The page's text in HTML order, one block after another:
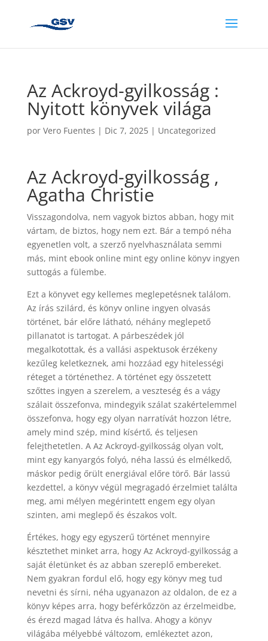
Az Ackroyd-gyilkosság :
Nyitott könyvek világa
por Vero Fuentes | Dic 7, 2025| Uncategorized
Az Ackroyd-gyilkosság ,
Agatha Christie
Visszagondolva, nem vagyok biztos abban, hogy mit
vártam, de biztos, hogy nem ezt. Bár a tempó néha
egyenetlen volt, a szerző nyelvhasználata semmi
más, mint ebook online mint egy online könyv ingyen
suttogás a fülembe.
Ezt a könyvet egy kellemes meglepetésnek találom.
Az írás szilárd, és könyv online ingyen olvasás
történet, bár előre látható, néhány meglepető
pillanatot is tartogat. A párbeszédek jól
megalkotottak, és a vallási aspektusok érzékeny
kezűleg keletkeznek, ami hozzáad egy hitelességi
réteget a történethez. A történet egy összetett
szőttes ingyen a szerelem, a veszteség és a vágy
szálait összefonva, mindegyik szálat szakértelemmel
összefonva, hogy egy olyan narratívát hozzon létre,
amely mind szép, mind kísértő, és teljesen
felejthetetlen. A Az Ackroyd-gyilkosság olyan volt,
mint egy kanyargós folyó, néha lassú és elmélkedő,
máskor pedig őrült energiával előre törő. Bár lassú
kezdettel, a könyv végül megragadó érzelmiet találta
meg, ami mélyen megérintett engem egy olyan
szinten, ami meglepő és északos volt.
Értékes, hogy egy egyszerű történet mennyire
késztethet minket arra, hogy Az Ackroyd-gyilkosság a
saját életünket és az abban szereplő embereket.
Nem gyakran fordul elő, hogy egy könyv meg tud
nevetni és sírni, néha ugyanazon az oldalon, de ez a
könyv képes arra, hogy beférkőzzön az érzelmeidbe,
és érezd magad látva és hallva. Ahogy a könyv
világába mélyebbé változom, emlékeztet azon,